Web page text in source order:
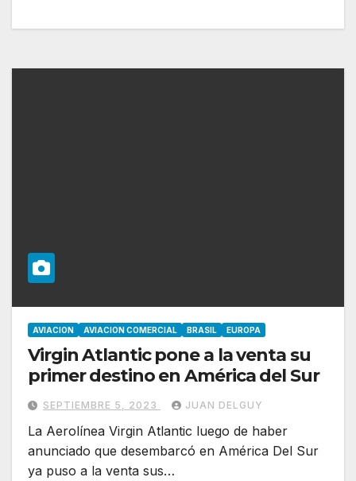
AVIACION AVIACION COMERCIAL BRASIL EUROPA
Virgin Atlantic pone a la venta su
primer destino en América del Sur
SEPTIEMBRE 5, 2023 JUAN DELGUY
La Aerolínea Virgin Atlantic luego de haber
anunciado que desembarcó en América Del Sur
ya puso a la venta sus…